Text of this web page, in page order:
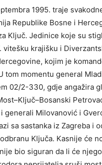
1995. traje
Republike Bosne i
Ključ. Jedinice koje su
vitešku krajišku i
kojim je
tom momentu general
02/2-330, gdje angažira
generali Milovanović i
sa sastanka iz Zagreba i
Ključa. Kasnije će
bio siguran da li će